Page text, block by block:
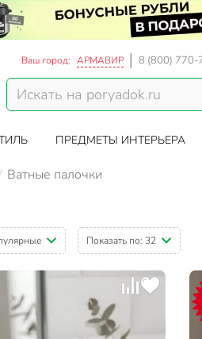
Ваш город: АРМАВИР 8 (800) 770-
ПРЕДМЕТЫ ИНТЕРЬЕРА
Ватные палочки
Показать по: 32